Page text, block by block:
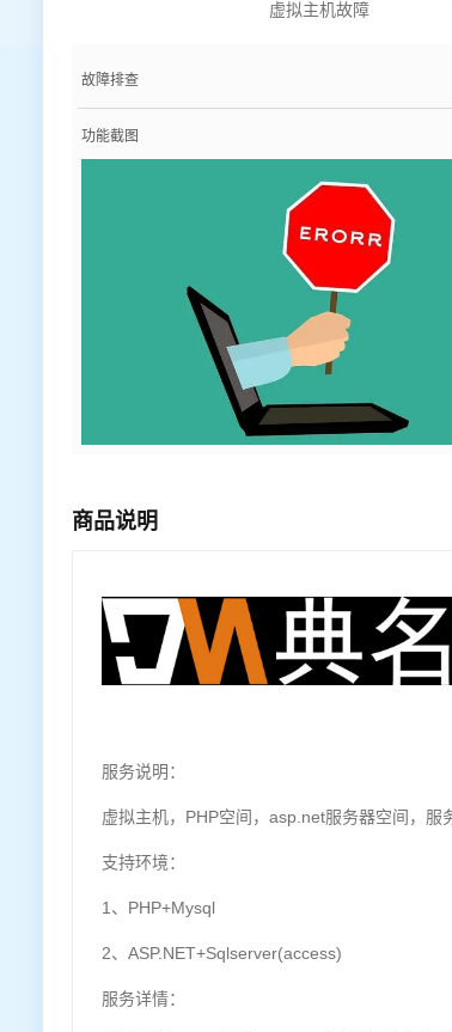
虚拟主机故障
故障排查
功能截图
商品说明
服务说明：
虚拟主机，PHP空间，asp.net服务器空间，服
支持环境：
1、PHP+Mysql
2、ASP.NET+Sqlserver(access)
服务详情：